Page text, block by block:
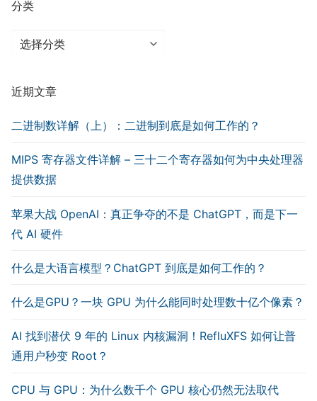
分类
分
近期文章
二进制数详解（上）：二进制到底是如何工作的？
MIPS 寄存器文件详解 – 三十二个寄存器如何为中央处理器
提供数据
苹果大战 OpenAI：真正争夺的不是 ChatGPT，而是下一
代 AI 硬件
什么是大语言模型？ChatGPT 到底是如何工作的？
什么是GPU？一块 GPU 为什么能同时处理数十亿个像素？
AI 找到潜伏 9 年的 Linux 内核漏洞！RefluXFS 如何让普
通用户秒变 Root？
CPU 与 GPU：为什么数千个 GPU 核心仍然无法取代